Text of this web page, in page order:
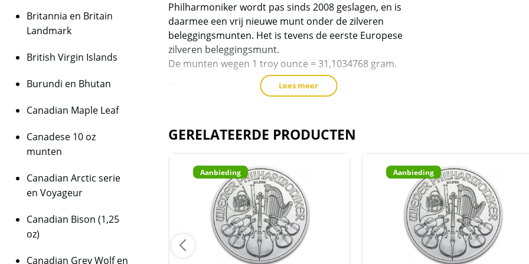
Philharmoniker wordt pas sinds 2008 geslagen, en is
daarmee een vrij nieuwe munt onder de zilveren
beleggingsmunten. Het is tevens de eerste Europese
zilveren beleggingsmunt.
De munten wegen 1 troy ounce = 31,1034768 gram.
De munten zijn erg populair als belegging.
munten in 25 kokers van 20 munten geleverd, inclusief de
Tubes:per 20 bestelde munten, worden de munten in een
gratis koker geleverd
losse munten worden in plastic hoesjes geleverd.
Zie eventueel deMonsterboxen
voor extra voorraad
Lees meer
GERELATEERDE PRODUCTEN
Aanbieding Aanbieding Aanbieding
Britannia en Britain
Landmark
British Virgin Islands
Burundi en Bhutan
Canadian Maple Leaf
Canadese 10 oz
munten
Canadian Arctic serie
en Voyageur
Canadian Bison (1,25
oz)
Canadian Grey Wolf en